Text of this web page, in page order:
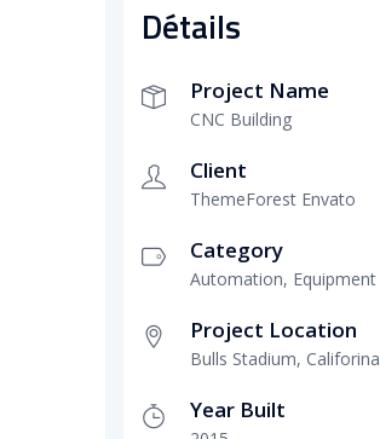
Détails
Project Name
CNC Building
Client
ThemeForest Envato
Category
Automation, Equipment
Project Location
Bulls Stadium, Califorina
Year Built